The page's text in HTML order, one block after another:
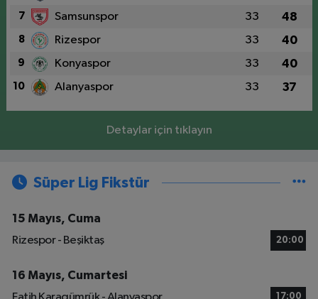
7 Samsunspor 33 48
8 Rizespor 33 40
9 Konyaspor 33 40
10 Alanyaspor 33 37
Detaylar için tıklayın
Süper Lig Fikstür
15 Mayıs, Cuma
Rizespor - Beşiktaş
20:00
16 Mayıs, Cumartesi
17:00